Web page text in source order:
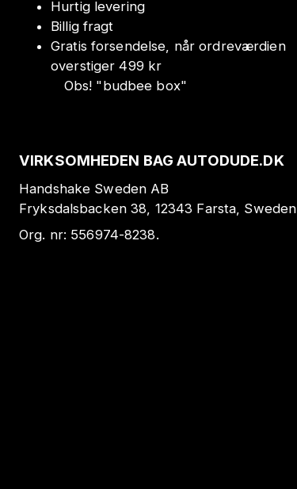
Hurtig levering
Billig fragt
Gratis forsendelse, når ordreværdien
overstiger 499 kr
Obs! "budbee box"
VIRKSOMHEDEN BAG AUTODUDE.DK
Handshake Sweden AB
Fryksdalsbacken 38, 12343 Farsta, Sweden
Org. nr: 556974-8238.